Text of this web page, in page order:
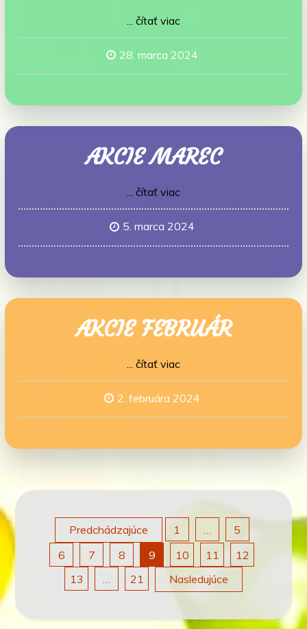
... čítať viac
28. marca 2024
AKCIE MAREC
... čítať viac
5. marca 2024
AKCIE FEBRUÁR
... čítať viac
2. februára 2024
Stránkovanie
príspevkov
Predchádzajúce 1 …
5
6
7 8 9 10 11
12
13
… 21 Nasledujúce